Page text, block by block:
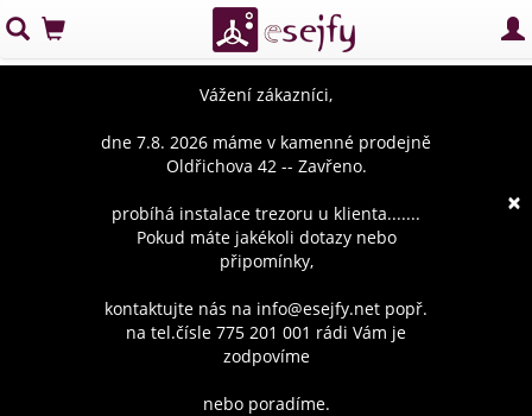
×
Vážení zákazníci,
dne 7.8. 2026 máme v kamenné prodejně
Oldřichova 42 -- Zavřeno.
probíhá instalace trezoru u klienta.......
Pokud máte jakékoli dotazy nebo
připomínky,
kontaktujte nás na info@esejfy.net popř.
na tel.čísle 775 201 001 rádi Vám je
zodpovíme
nebo poradíme.